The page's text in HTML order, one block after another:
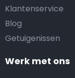
Klantenservice
Blog
Getuigenissen
Werk met ons